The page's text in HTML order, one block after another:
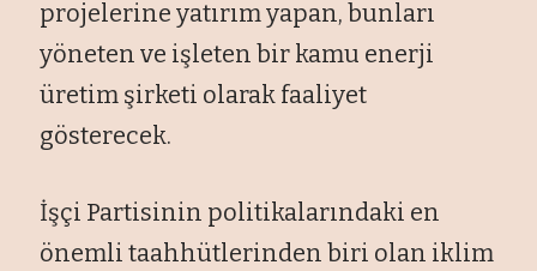
projelerine yatırım yapan, bunları
yöneten ve işleten bir kamu enerji
üretim şirketi olarak faaliyet
gösterecek.
İşçi Partisinin politikalarındaki en
önemli taahhütlerinden biri olan iklim